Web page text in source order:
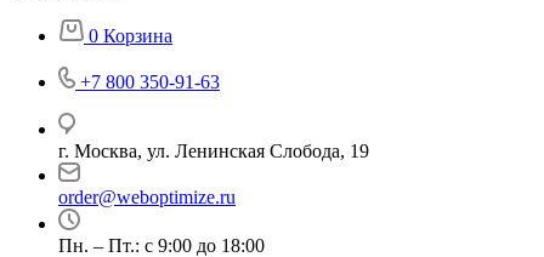
0 Корзина
+7 800 350-91-63
г. Москва, ул. Ленинская Слобода, 19
order@weboptimize.ru
Пн. – Пт.: с 9:00 до 18:00